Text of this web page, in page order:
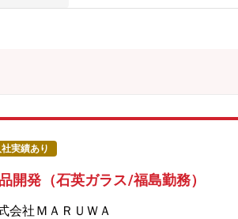
社実績あり
開発（石英ガラス/福島勤務）
会社ＭＡＲＵＷＡ